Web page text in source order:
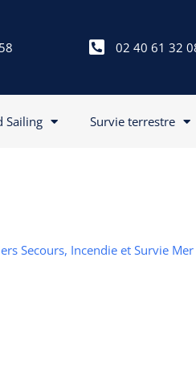
02 40 61 32
Sailing Survie terrestre
Secours, Incendie et Survie Mer